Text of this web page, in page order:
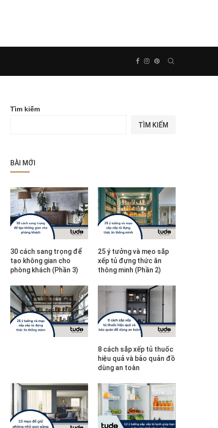
Tìm kiếm
TÌM KIẾM
BÀI MỚI
30 cách sang trọng để
tạo không gian cho
phòng khách (Phần 3)
25 ý tưởng và mẹo sắp
xếp tủ đựng thức ăn
thông minh (Phần 2)
8 cách sắp xếp tủ thuốc
hiệu quả và bảo quản đồ
dùng an toàn